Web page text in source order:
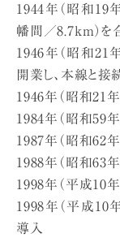
1944年（昭和19
幡間／8.7km）を
1946年（昭和21
開業し、本線と接
1946年（昭和21
1984年（昭和59
1987年（昭和62
1988年（昭和63
1998年（平成10
1998年（平成10
導入